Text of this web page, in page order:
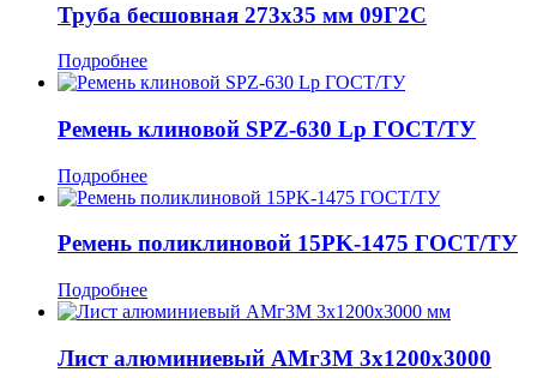
Труба бесшовная 273x35 мм 09Г2С
Подробнее
Ремень клиновой SPZ-630 Lp ГОСТ/ТУ
Подробнее
Ремень поликлиновой 15PK-1475 ГОСТ/ТУ
Подробнее
Лист алюминиевый АМг3М 3x1200x3000